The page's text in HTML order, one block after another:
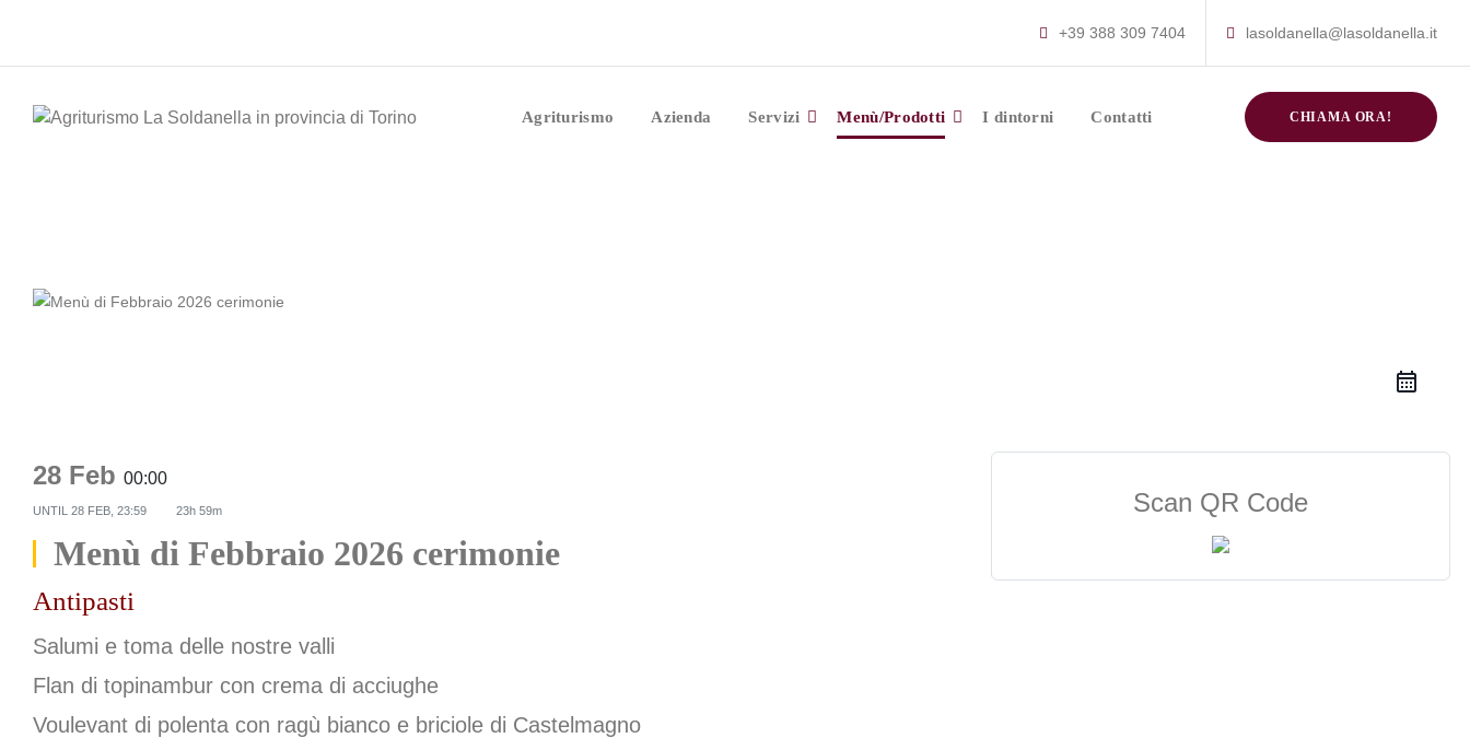
+39 388 309 7404 lasoldanella@lasoldanella.it
Agriturismo Azienda Servizi Menù/Prodotti I dintorni Contatti CHIAMA ORA!
28 Feb 00:00
UNTIL 28 FEB, 23:59 23h 59m
Menù di Febbraio 2026 cerimonie
Antipasti
Salumi e toma delle nostre valli
Flan di topinambur con crema di acciughe
Voulevant di polenta con ragù bianco e briciole di Castelmagno
Scan QR Code